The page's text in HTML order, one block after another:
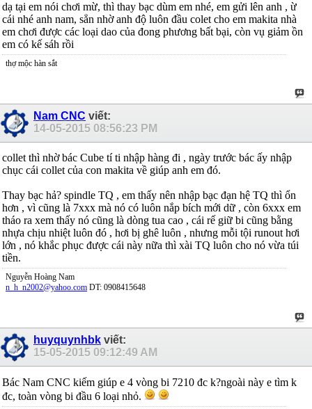
dạ tại em nói chơi mừ, thì thay bạc dùm em nhé, em gửi lên anh , ừ
cái nhé anh nam, sẳn nhờ anh độ luôn đầu colet cho em makita nhà
em chơi được các loại dao của đong phương bất bại, còn vụ giảm ồn
em có kế sáh rồi
thợ mộc hàn sắt
Nam CNC viết:
14-05-2015 08:56:23 PM
collet thì nhờ bác Cube tí ti nhập hàng đi , ngày trước bác ấy nhập
chục cái collet của con makita về giúp anh em đó.
Thay bạc hả? spindle TQ , em thấy nên nhập bạc đạn hệ TQ thì ổn
hơn , vì cũng là 7xxx mà nó có luôn nắp bích mới dữ , còn 6xxx em
tháo ra xem thấy nó cũng là dòng tua cao , cái rế giữ bi cũng bằng
nhựa chịu nhiệt luôn đó , hơi bị ghê luôn , nhưng mỗi tội runout hơi
lớn , nó khắc phục được cái này nữa thì xài TQ luôn cho nó vừa túi
tiền.
Nguyễn Hoàng Nam
n_h_n2002@yahoo.com DT: 0908415648
huyquynhbk viết:
15-05-2015 09:12:49 AM
Bác Nam CNC kiếm giúp e 4 vòng bi 7210 đc k?ngoài này e tìm k
đc, toàn vòng bi đầu 6 loại nhỏ.